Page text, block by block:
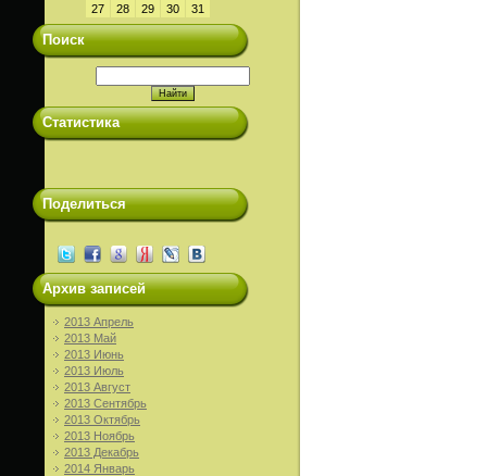
27
28 29 30 31
Поиск
Статистика
Поделиться
Архив записей
2013 Апрель
2013 Май
2013 Июнь
2013 Июль
2013 Август
2013 Сентябрь
2013 Октябрь
2013 Ноябрь
2013 Декабрь
2014 Январь